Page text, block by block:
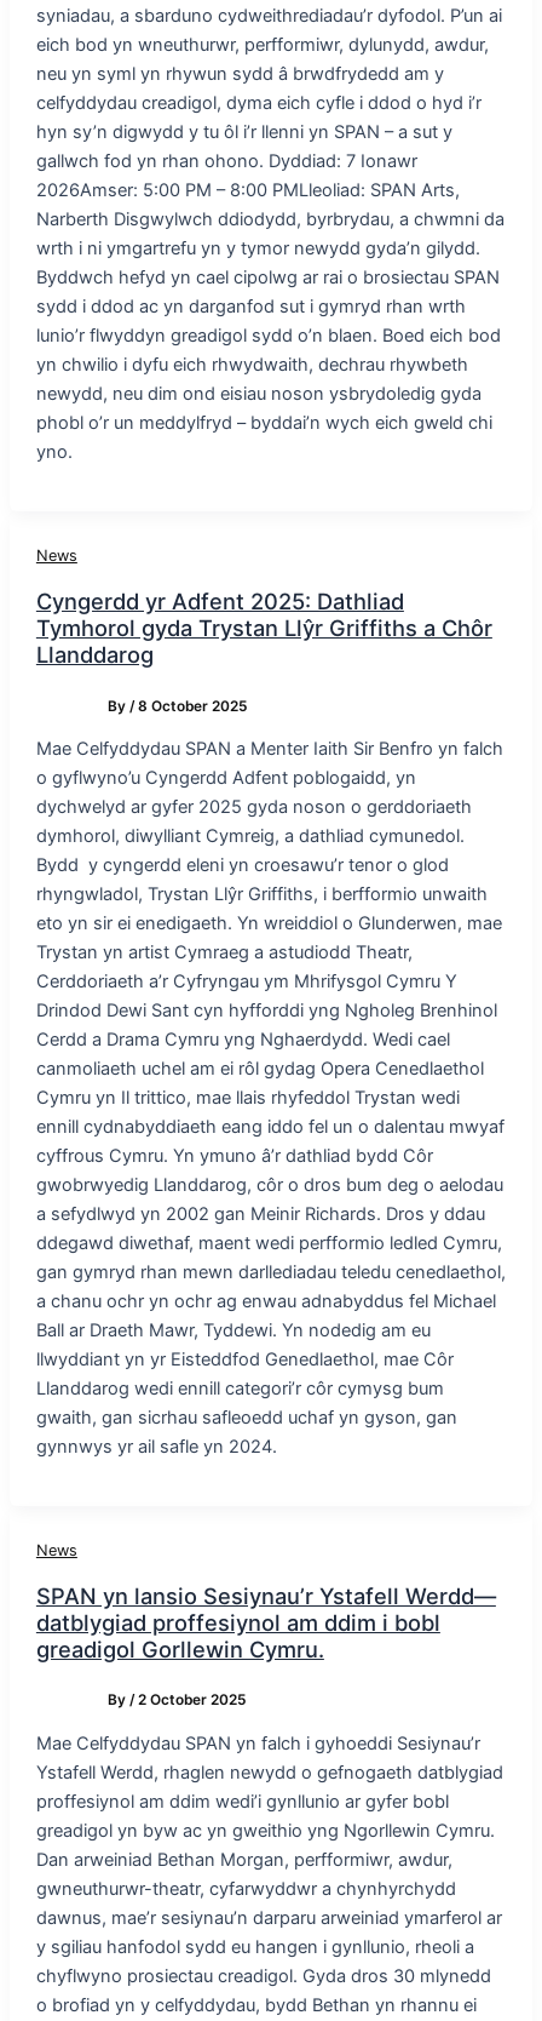
syniadau, a sbarduno cydweithrediadau’r dyfodol. P’un ai
eich bod yn wneuthurwr, perfformiwr, dylunydd, awdur,
neu yn syml yn rhywun sydd â brwdfrydedd am y
celfyddydau creadigol, dyma eich cyfle i ddod o hyd i’r
hyn sy’n digwydd y tu ôl i’r llenni yn SPAN – a sut y
gallwch fod yn rhan ohono. Dyddiad: 7 Ionawr
2026Amser: 5:00 PM – 8:00 PMLleoliad: SPAN Arts,
Narberth Disgwylwch ddiodydd, byrbrydau, a chwmni da
wrth i ni ymgartrefu yn y tymor newydd gyda’n gilydd.
Byddwch hefyd yn cael cipolwg ar rai o brosiectau SPAN
sydd i ddod ac yn darganfod sut i gymryd rhan wrth
lunio’r flwyddyn greadigol sydd o’n blaen. Boed eich bod
yn chwilio i dyfu eich rhwydwaith, dechrau rhywbeth
newydd, neu dim ond eisiau noson ysbrydoledig gyda
phobl o’r un meddylfryd – byddai’n wych eich gweld chi
yno.
News
Cyngerdd yr Adfent 2025: Dathliad
Tymhorol gyda Trystan Llŷr Griffiths a Chôr
Llanddarog
By /8 October 2025
Mae Celfyddydau SPAN a Menter Iaith Sir Benfro yn falch
o gyflwyno’u Cyngerdd Adfent poblogaidd, yn
dychwelyd ar gyfer 2025 gyda noson o gerddoriaeth
dymhorol, diwylliant Cymreig, a dathliad cymunedol.
Bydd y cyngerdd eleni yn croesawu’r tenor o glod
rhyngwladol, Trystan Llŷr Griffiths, i berfformio unwaith
eto yn sir ei enedigaeth. Yn wreiddiol o Glunderwen, mae
Trystan yn artist Cymraeg a astudiodd Theatr,
Cerddoriaeth a’r Cyfryngau ym Mhrifysgol Cymru Y
Drindod Dewi Sant cyn hyfforddi yng Ngholeg Brenhinol
Cerdd a Drama Cymru yng Nghaerdydd. Wedi cael
canmoliaeth uchel am ei rôl gydag Opera Cenedlaethol
Cymru yn Il trittico, mae llais rhyfeddol Trystan wedi
ennill cydnabyddiaeth eang iddo fel un o dalentau mwyaf
cyffrous Cymru. Yn ymuno â’r dathliad bydd Côr
gwobrwyedig Llanddarog, côr o dros bum deg o aelodau
a sefydlwyd yn 2002 gan Meinir Richards. Dros y ddau
ddegawd diwethaf, maent wedi perfformio ledled Cymru,
gan gymryd rhan mewn darllediadau teledu cenedlaethol,
a chanu ochr yn ochr ag enwau adnabyddus fel Michael
Ball ar Draeth Mawr, Tyddewi. Yn nodedig am eu
llwyddiant yn yr Eisteddfod Genedlaethol, mae Côr
Llanddarog wedi ennill categori’r côr cymysg bum
gwaith, gan sicrhau safleoedd uchaf yn gyson, gan
gynnwys yr ail safle yn 2024.
News
SPAN yn lansio Sesiynau’r Ystafell Werdd—
datblygiad proffesiynol am ddim i bobl
greadigol Gorllewin Cymru.
By/2 October 2025
Mae Celfyddydau SPAN yn falch i gyhoeddi Sesiynau’r
Ystafell Werdd, rhaglen newydd o gefnogaeth datblygiad
proffesiynol am ddim wedi’i gynllunio ar gyfer bobl
greadigol yn byw ac yn gweithio yng Ngorllewin Cymru.
Dan arweiniad Bethan Morgan, perfformiwr, awdur,
gwneuthurwr-theatr, cyfarwyddwr a chynhyrchydd
dawnus, mae’r sesiynau’n darparu arweiniad ymarferol ar
y sgiliau hanfodol sydd eu hangen i gynllunio, rheoli a
chyflwyno prosiectau creadigol. Gyda dros 30 mlynedd
o brofiad yn y celfyddydau, bydd Bethan yn rhannu ei